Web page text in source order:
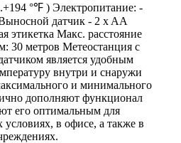
°℉ ) Электропитание: -
датчик - 2 x AA
этикетка Макс. расстояние
30 метров Метеостанция с
является удобным
внутри и снаружи
и минимального
дополняют функционал
его оптимальным для
в офисе, а также в